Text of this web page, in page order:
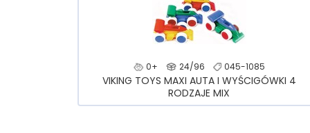
0+ 24/96 045-1085
VIKING TOYS MAXI AUTA I WYŚCIGÓWKI 4
RODZAJE MIX